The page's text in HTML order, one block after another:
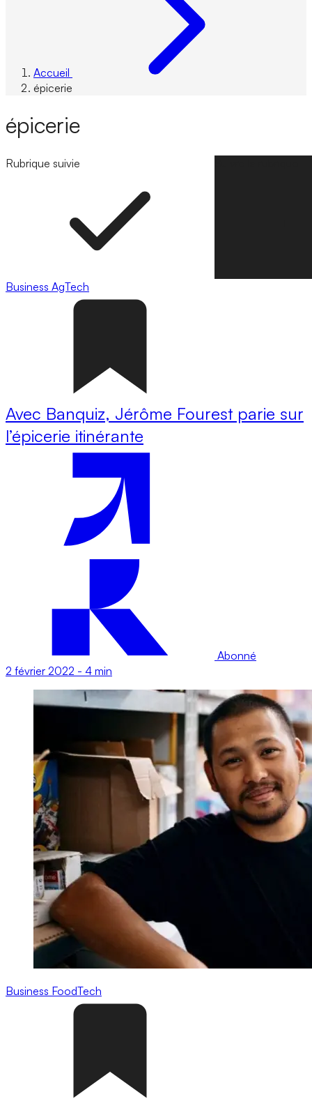
Accueil
épicerie
épicerie
Rubrique suivie
Business AgTech
Avec Banquiz, Jérôme Fourest parie sur
l’épicerie itinérante
Abonné
2 février 2022 - 4 min
Business FoodTech